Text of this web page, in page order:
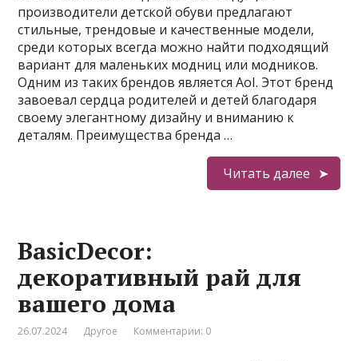
производители детской обуви предлагают
стильные, трендовые и качественные модели,
среди которых всегда можно найти подходящий
вариант для маленьких модниц или модников.
Одним из таких брендов является AoI. Этот бренд
завоевал сердца родителей и детей благодаря
своему элегантному дизайну и вниманию к
деталям. Преимущества бренда …
Читать далее
BasicDecor:
декоративный рай для
вашего дома
26.07.2024 Другое Комментарии: 0